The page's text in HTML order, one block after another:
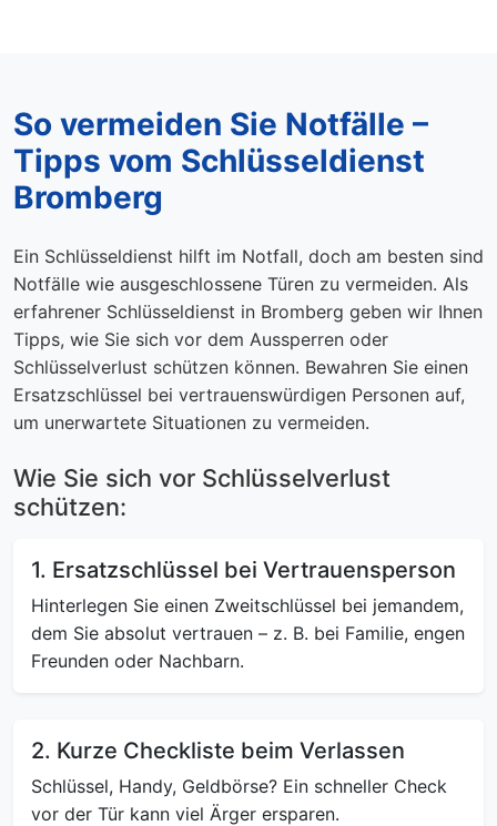
So vermeiden Sie Notfälle –
Tipps vom Schlüsseldienst
Bromberg
Ein Schlüsseldienst hilft im Notfall, doch am besten sind
Notfälle wie ausgeschlossene Türen zu vermeiden. Als
erfahrener Schlüsseldienst in Bromberg geben wir Ihnen
Tipps, wie Sie sich vor dem Aussperren oder
Schlüsselverlust schützen können. Bewahren Sie einen
Ersatzschlüssel bei vertrauenswürdigen Personen auf,
um unerwartete Situationen zu vermeiden.
Wie Sie sich vor Schlüsselverlust
schützen:
1. Ersatzschlüssel bei Vertrauensperson
Hinterlegen Sie einen Zweitschlüssel bei jemandem,
dem Sie absolut vertrauen – z. B. bei Familie, engen
Freunden oder Nachbarn.
2. Kurze Checkliste beim Verlassen
Schlüssel, Handy, Geldbörse? Ein schneller Check
vor der Tür kann viel Ärger ersparen.